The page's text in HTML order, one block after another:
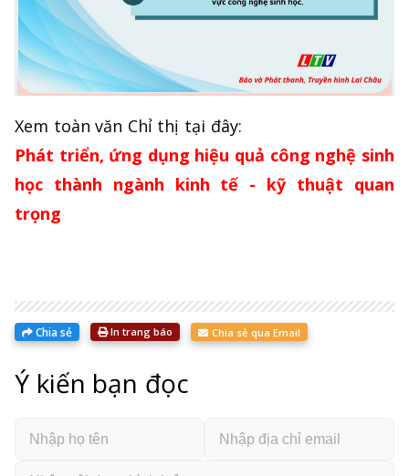
Xem toàn văn Chỉ thị tại đây:
Phát triển, ứng dụng hiệu quả công nghệ sinh
học thành ngành kinh tế - kỹ thuật quan
trọng
Chia sẻ In trang báo Chia sẻ qua Email
Ý kiến bạn đọc